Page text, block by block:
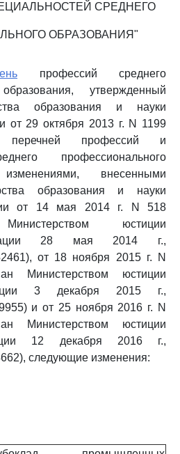
СРЕДНЕГО
ОБРАЗОВАНИЯ"
профессий среднего
утвержденный
образования и науки
от 29 октября 2013 г. N 1199
перечней профессий и
профессионального
внесенными
образования и науки
от 14 мая 2014 г. N 518
Министерством юстиции
28 мая 2014 г.,
от 18 ноября 2015 г. N
Министерством юстиции
3 декабря 2015 г.,
и от 25 ноября 2016 г. N
Министерством юстиции
12 декабря 2016 г.,
следующие изменения: